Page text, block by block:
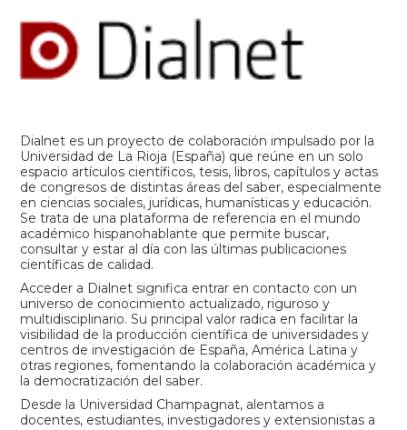
Dialnet es un proyecto de colaboración impulsado por la
Universidad de La Rioja (España) que reúne en un solo
espacio artículos científicos, tesis, libros, capítulos y actas
de congresos de distintas áreas del saber, especialmente
en ciencias sociales, jurídicas, humanísticas y educación.
Se trata de una plataforma de referencia en el mundo
académico hispanohablante que permite buscar,
consultar y estar al día con las últimas publicaciones
científicas de calidad.
Acceder a Dialnet significa entrar en contacto con un
universo de conocimiento actualizado, riguroso y
multidisciplinario. Su principal valor radica en facilitar la
visibilidad de la producción científica de universidades y
centros de investigación de España, América Latina y
otras regiones, fomentando la colaboración académica y
la democratización del saber.
Desde la Universidad Champagnat, alentamos a
docentes, estudiantes, investigadores y extensionistas a